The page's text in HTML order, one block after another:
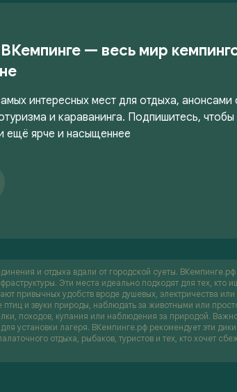
— весь мир
интересных мест для отдыха,
и караванинга. Подпишитесь,
ещё ярче и насыщеннее
и отдыха вдали от городской суеты.
Эти места идеально подходят для тех,
привычных удобств вроде душевых, электричества
и звуки природы, наблюдать за животными или
походов, купания или наблюдения за природой.
установки лагеря. ВКемпинге.рф рекомендует эти
отдыха, рыбаков, туристов и тех, кто хочет